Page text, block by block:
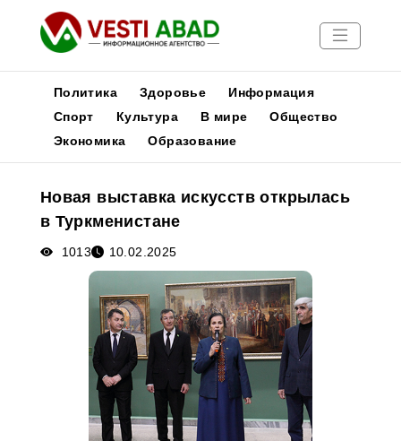
Новости
Медиа
Афиша
Политика Здоровье
Информация
Спорт
Культура В мире
Общество
Экономика
Образование
Новая выставка искусств открылась
в Туркменистане
1013 10.02.2025